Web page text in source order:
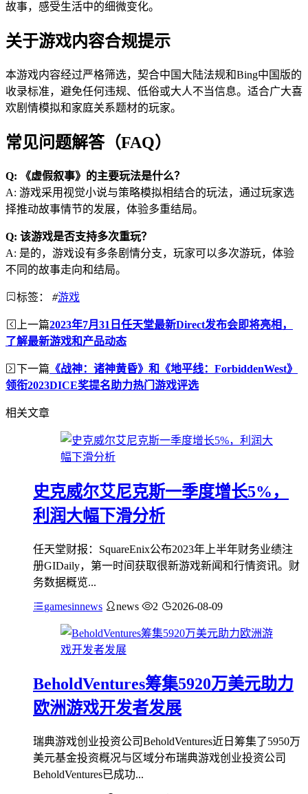
故事，感受生活中的细微变化。
关于游戏内容合规提示
本游戏内容经过严格筛选，契合中国大陆法规和Bing中国版的
收录标准，避免任何违规、低俗或大人不当信息。适合广大喜
欢剧情模拟和家庭关系题材的玩家。
常见问题解答（FAQ）
Q: 《虚假叙事》的主要玩法是什么？
A: 游戏采用视觉小说与策略模拟相结合的玩法，通过玩家选
择推动故事情节的发展，体验多重结局。
Q: 该游戏是否支持多次重玩？
A: 是的，游戏设有多条剧情分支，玩家可以多次游玩，体验
不同的故事走向和结局。
标签： #游戏
上一篇2023年7月31日任天堂最新Direct发布会即将亮相，
了解最新游戏和产品动态
下一篇 《战神：诸神黄昏》和《地平线：ForbiddenWest》
领衔2023DICE奖提名助力热门游戏评选
相关文章
史克威尔艾尼克斯一季度增长5%，
利润大幅下滑分析
任天堂财报：SquareEnix公布2023年上半年财务业绩注
册GIDaily，第一时间获取很新游戏新闻和行情资讯。财
务数据概览...
gamesinnews news 2 2026-08-09
BeholdVentures筹集5920万美元助力
欧洲游戏开发者发展
瑞典游戏创业投资公司BeholdVentures近日筹集了5950万
美元基金投资概况与区域分布瑞典游戏创业投资公司
BeholdVentures已成功...